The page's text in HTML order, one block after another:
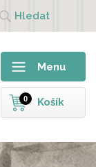
Hledat
Menu
Košík
0